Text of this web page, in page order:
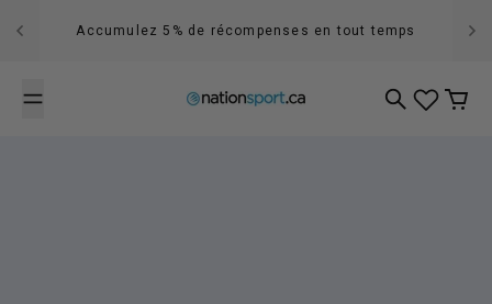
Accumulez 5% de récompenses en tout temps
RecherchePanier